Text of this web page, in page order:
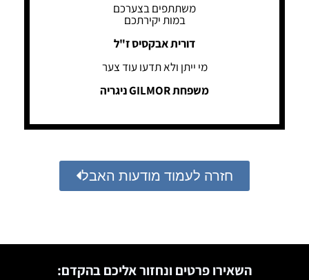
משתתפים בצערכם
במות יקירתכם
דורית אבקסיס ז"ל
מי ייתן ולא תדעו עוד צער
משפחת GILMOR ניגריה
חזרה לעמוד מודעות האבל
השאירו פרטים ונחזור אליכם בהקדם: